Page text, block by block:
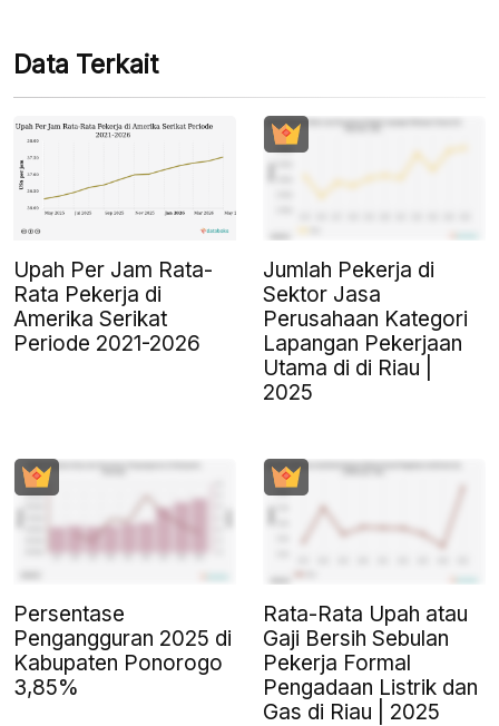
Data Terkait
Upah Per Jam Rata-
Rata Pekerja di
Amerika Serikat
Periode 2021-2026
Jumlah Pekerja di
Sektor Jasa
Perusahaan Kategori
Lapangan Pekerjaan
Utama di di Riau |
2025
Persentase
Pengangguran 2025 di
Kabupaten Ponorogo
3,85%
Rata-Rata Upah atau
Gaji Bersih Sebulan
Pekerja Formal
Pengadaan Listrik dan
Gas di Riau | 2025